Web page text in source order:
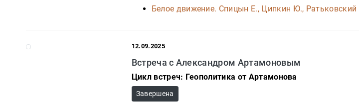
Белое движение. Спицын Е., Ципкин Ю.,
12.09.2025
Встреча с Александром Артамоновым
Цикл встреч: Геополитика от Артамонова
Завершена
Религия
Туризм